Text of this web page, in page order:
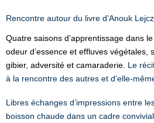
Rencontre autour du livre d’Anouk
Quatre saisons d’apprentissage dans
odeur d’essence et effluves végétales,
gibier, adversité et camaraderie. Le
à la rencontre des autres et d’elle-
Libres échanges d’impressions entre
boisson chaude dans un cadre convivial.